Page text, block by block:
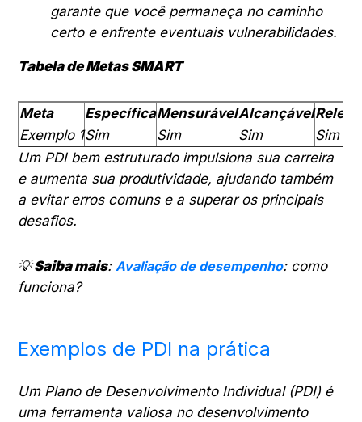
garante que você permaneça no caminho
certo e enfrente eventuais vulnerabilidades.
Tabela de Metas SMART
Meta EspecíficaMensurávelAlcançável
Exemplo 1Sim Sim Sim
Sim
Um PDI bem estruturado impulsiona sua carreira
e aumenta sua produtividade, ajudando também
a evitar erros comuns e a superar os principais
desafios.
💡Saiba mais: Avaliação de desempenho: como
funciona?
Exemplos de PDI na prática
Um Plano de Desenvolvimento Individual (PDI) é
uma ferramenta valiosa no desenvolvimento